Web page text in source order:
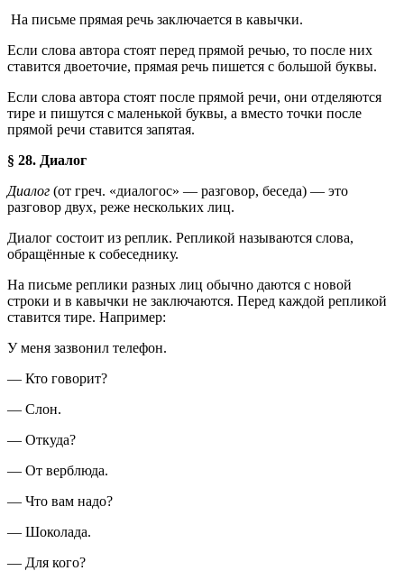
На письме прямая речь заключается в кавычки.
Если слова автора стоят перед прямой речью, то после них
ставится двоеточие, прямая речь пишется с большой буквы.
Если слова автора стоят после прямой речи, они отделяются
тире и пишутся с маленькой буквы, а вместо точки после
прямой речи ставится запятая.
§ 28. Диалог
Диалог (от греч. «диалогос» — разговор, беседа) — это
разговор двух, реже нескольких лиц.
Диалог состоит из реплик. Репликой называются слова,
обращённые к собеседнику.
На письме реплики разных лиц обычно даются с новой
строки и в кавычки не заключаются. Перед каждой репликой
ставится тире. Например:
У меня зазвонил телефон.
— Кто говорит?
— Слон.
— Откуда?
— От верблюда.
— Что вам надо?
— Шоколада.
— Для кого?